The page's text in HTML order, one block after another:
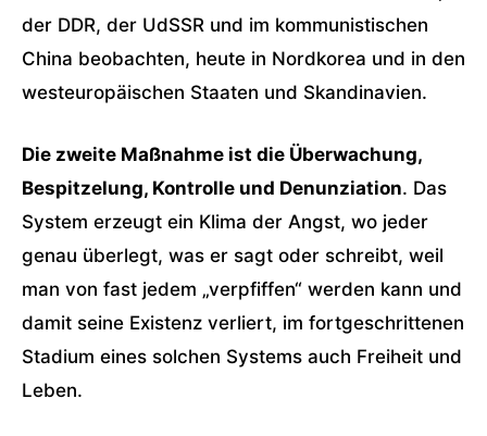
der DDR, der UdSSR und im kommunistischen
China beobachten, heute in Nordkorea und in den
westeuropäischen Staaten und Skandinavien.
Die zweite Maßnahme ist die Überwachung,
Bespitzelung, Kontrolle und Denunziation. Das
System erzeugt ein Klima der Angst, wo jeder
genau überlegt, was er sagt oder schreibt, weil
man von fast jedem „verpfiffen“ werden kann und
damit seine Existenz verliert, im fortgeschrittenen
Stadium eines solchen Systems auch Freiheit und
Leben.